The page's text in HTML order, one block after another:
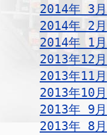
2014年 3月
2014年 2月
2014年 1月
2013年12月
2013年11月
2013年10月
2013年 9月
2013年 8月